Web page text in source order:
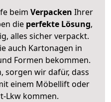
beim Verpacken Ihrer
die perfekte Lösung,
alles sicher verpackt.
auch Kartonagen in
Formen bekommen.
sorgen wir dafür, dass
einem Möbellift oder
Lkw kommen.